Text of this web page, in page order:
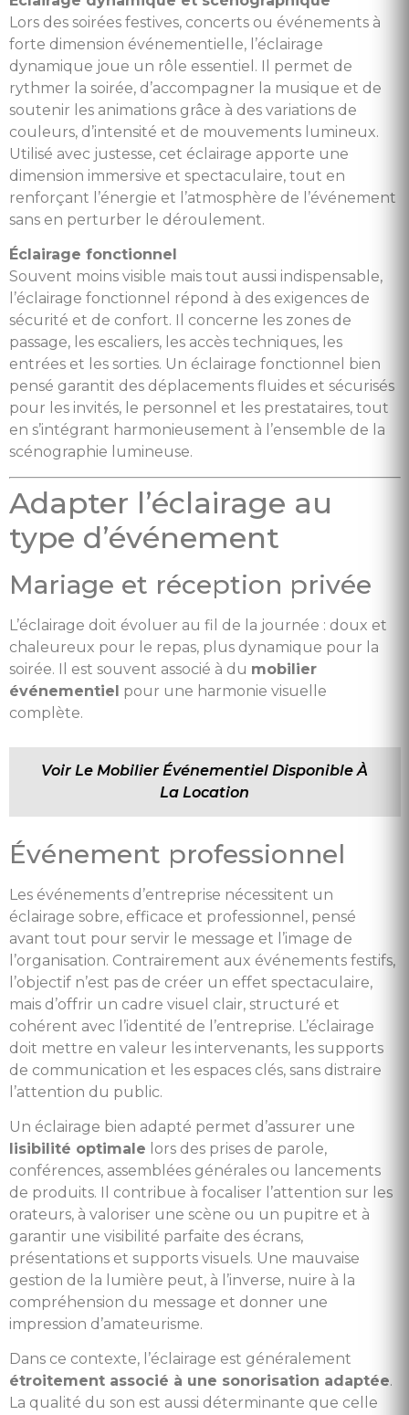
Lors des soirées festives, concerts ou événements à
forte dimension événementielle, l’éclairage
dynamique joue un rôle essentiel. Il permet de
rythmer la soirée, d’accompagner la musique et de
soutenir les animations grâce à des variations de
couleurs, d’intensité et de mouvements lumineux.
Utilisé avec justesse, cet éclairage apporte une
dimension immersive et spectaculaire, tout en
renforçant l’énergie et l’atmosphère de l’événement
sans en perturber le déroulement.
Éclairage fonctionnel
Souvent moins visible mais tout aussi indispensable,
l’éclairage fonctionnel répond à des exigences de
sécurité et de confort. Il concerne les zones de
passage, les escaliers, les accès techniques, les
entrées et les sorties. Un éclairage fonctionnel bien
pensé garantit des déplacements fluides et sécurisés
pour les invités, le personnel et les prestataires, tout
en s’intégrant harmonieusement à l’ensemble de la
scénographie lumineuse.
Adapter l’éclairage au
type d’événement
Mariage et réception privée
L’éclairage doit évoluer au fil de la journée : doux et
chaleureux pour le repas, plus dynamique pour la
soirée. Il est souvent associé à du mobilier
événementiel pour une harmonie visuelle
complète.
Voir Le Mobilier Événementiel Disponible À
La Location
Événement professionnel
Les événements d’entreprise nécessitent un
éclairage sobre, efficace et professionnel, pensé
avant tout pour servir le message et l’image de
l’organisation. Contrairement aux événements festifs,
l’objectif n’est pas de créer un effet spectaculaire,
mais d’offrir un cadre visuel clair, structuré et
cohérent avec l’identité de l’entreprise. L’éclairage
doit mettre en valeur les intervenants, les supports
de communication et les espaces clés, sans distraire
l’attention du public.
Un éclairage bien adapté permet d’assurer une
lisibilité optimale lors des prises de parole,
conférences, assemblées générales ou lancements
de produits. Il contribue à focaliser l’attention sur les
orateurs, à valoriser une scène ou un pupitre et à
garantir une visibilité parfaite des écrans,
présentations et supports visuels. Une mauvaise
gestion de la lumière peut, à l’inverse, nuire à la
compréhension du message et donner une
impression d’amateurisme.
Dans ce contexte, l’éclairage est généralement
étroitement associé à une sonorisation adaptée.
La qualité du son est aussi déterminante que celle